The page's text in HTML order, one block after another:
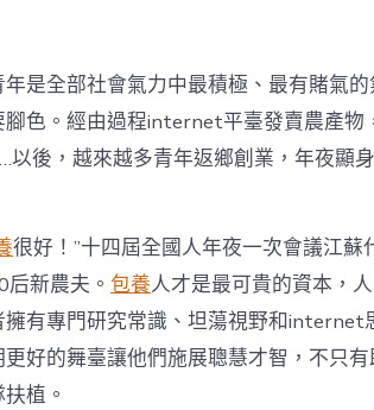
產
復
興
注
進
死
水
甜
心
寶
物
是全部社會氣力中最積極、最有賭氣
色。經由過程internet平臺發賣農產物
後，越來越多青年返鄉創業，年夜顯
很好！”十四屆全國人年夜一次會議江蘇
新農夫。 包養人才是最可貴的資本，
有專門研究常識、坦蕩視野和internet
好的舞臺讓他們施展聰慧才智，不只
植。